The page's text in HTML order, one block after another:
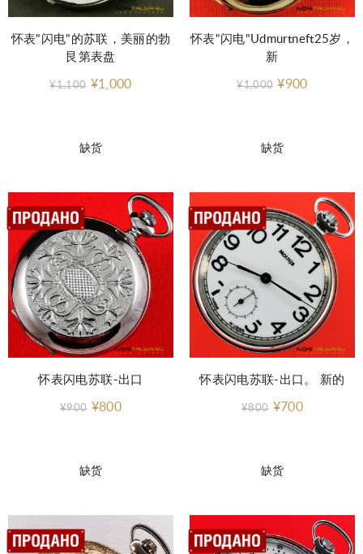
缺货
怀表"闪电"的苏联，美丽的勃
艮第表盘
¥1,100 ¥1,000
缺货
怀表"闪电"Udmurtneft25岁，
新
¥1,000 ¥900
缺货
怀表闪电苏联-出口
¥900 ¥800
缺货
怀表闪电苏联-出口。 新的
¥800 ¥700